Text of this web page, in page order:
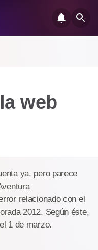
web
ya, pero parece
relacionado con el
2012. Según éste,
1 de marzo.